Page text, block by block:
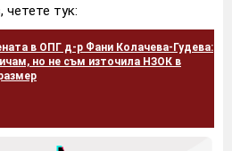
тук:
в ОПГ д-р Фани Колачева-Гудева:
но не съм източила НЗОК в